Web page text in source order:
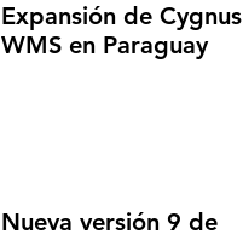
Expansión de Cygnus
WMS en Paraguay
Nueva versión 9 de